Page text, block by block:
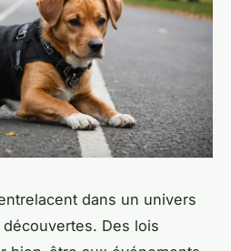
dans un univers
découvertes. Des lois